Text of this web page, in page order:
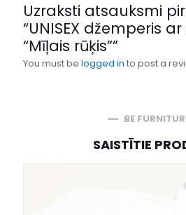
Uzraksti atsauksmi
“UNISEX džemperis
“Mīļais rūķis””
You must be logged in to post a
BE
SAISTĪTIE